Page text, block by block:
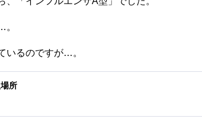
。
いるのですが…。
所